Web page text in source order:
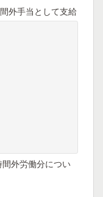
外手当として支給
外労働分につい